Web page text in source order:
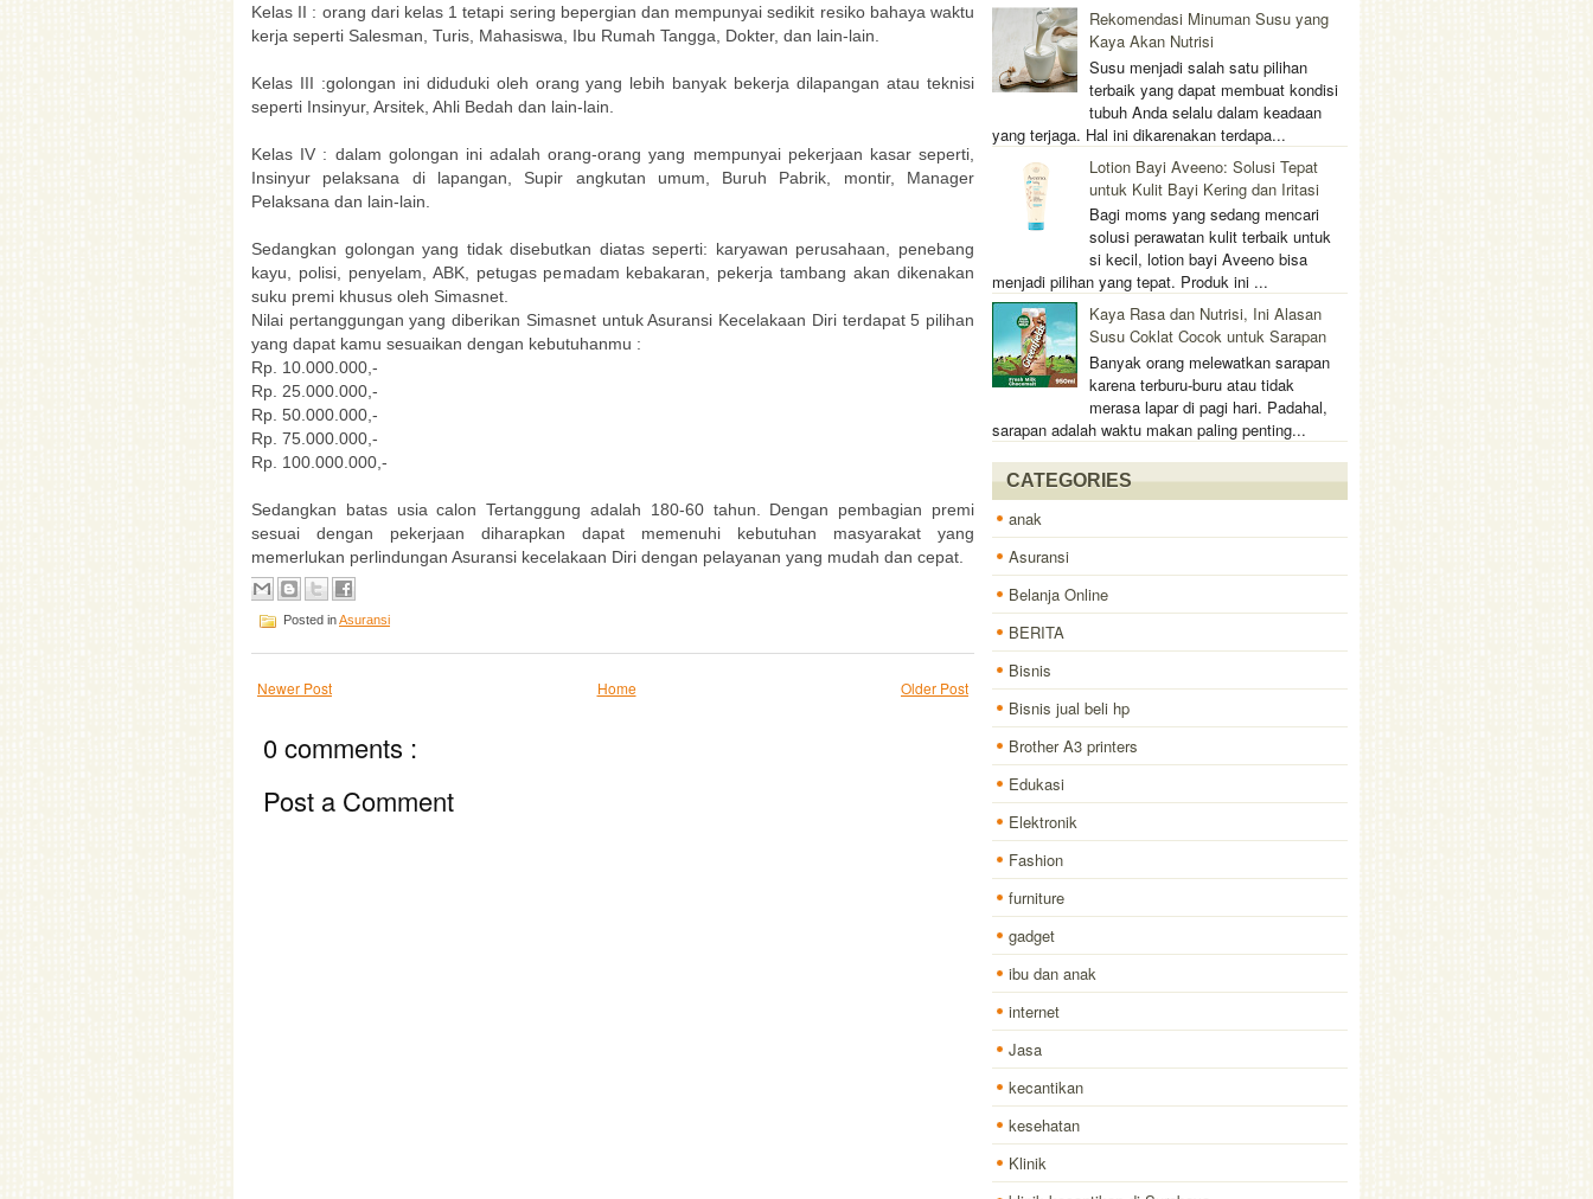
Kelas II : orang dari kelas 1 tetapi sering bepergian dan mempunyai sedikit resiko bahaya waktu
kerja seperti Salesman, Turis, Mahasiswa, Ibu Rumah Tangga, Dokter, dan lain-lain.
Kelas III :golongan ini diduduki oleh orang yang lebih banyak bekerja dilapangan atau teknisi
seperti Insinyur, Arsitek, Ahli Bedah dan lain-lain.
Kelas IV : dalam golongan ini adalah orang-orang yang mempunyai pekerjaan kasar seperti,
Insinyur pelaksana di lapangan, Supir angkutan umum, Buruh Pabrik, montir, Manager
Pelaksana dan lain-lain.
Sedangkan golongan yang tidak disebutkan diatas seperti: karyawan perusahaan, penebang
kayu, polisi, penyelam, ABK, petugas pemadam kebakaran, pekerja tambang akan dikenakan
suku premi khusus oleh Simasnet.
Nilai pertanggungan yang diberikan Simasnet untuk Asuransi Kecelakaan Diri terdapat 5 pilihan
yang dapat kamu sesuaikan dengan kebutuhanmu :
Rp. 10.000.000,-
Rp. 25.000.000,-
Rp. 50.000.000,-
Rp. 75.000.000,-
Rp. 100.000.000,-
Sedangkan batas usia calon Tertanggung adalah 180-60 tahun. Dengan pembagian premi
sesuai dengan pekerjaan diharapkan dapat memenuhi kebutuhan masyarakat yang
memerlukan perlindungan Asuransi kecelakaan Diri dengan pelayanan yang mudah dan cepat.
Posted inAsuransi
Newer Post Older Post
Home
0 comments :
Post a Comment
Rekomendasi Minuman Susu yang
Kaya Akan Nutrisi
Susu menjadi salah satu pilihan
terbaik yang dapat membuat kondisi
tubuh Anda selalu dalam keadaan
yang terjaga. Hal ini dikarenakan terdapa...
Lotion Bayi Aveeno: Solusi Tepat
untuk Kulit Bayi Kering dan Iritasi
Bagi moms yang sedang mencari
solusi perawatan kulit terbaik untuk
si kecil, lotion bayi Aveeno bisa
menjadi pilihan yang tepat. Produk ini ...
Kaya Rasa dan Nutrisi, Ini Alasan
Susu Coklat Cocok untuk Sarapan
Banyak orang melewatkan sarapan
karena terburu-buru atau tidak
merasa lapar di pagi hari. Padahal,
sarapan adalah waktu makan paling penting...
CATEGORIES
anak
Asuransi
Belanja Online
BERITA
Bisnis
Bisnis jual beli hp
Brother A3 printers
Edukasi
Elektronik
Fashion
furniture
gadget
ibu dan anak
internet
Jasa
kecantikan
kesehatan
Klinik